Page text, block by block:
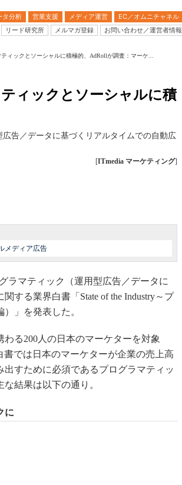
タ分析 営業支援 メディア運営 EC／オムニチャネル
リード研究所 メルマガ登録 お問い合わせ／運営者情報
ィックとソーシャルに積極的、AdRollが調査：マーケ...
ィックとソーシャルに積
告／データに基づくリアルタイムでの自動広
[ITmedia マーケティング]
メディア広告
ラマティック（運用型広告／データに
する業界白書「State of the Industry～プ
」を発表した。
る200人の日本のマーケターを対象
では日本のマーケターが企業の売上高
すために必須であるプログラマティッ
結果は以下の通り。
に